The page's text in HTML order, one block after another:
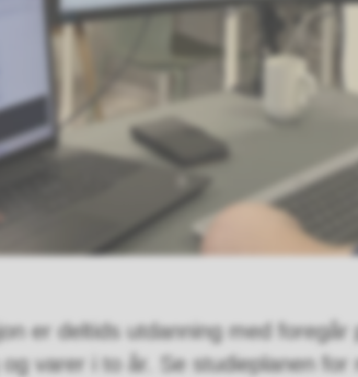
er deltids utdanning med
varer i to år. Se studieplanen for